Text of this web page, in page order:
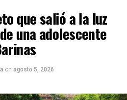
que salió a la luz
una adolescente
on agosto 5, 2026